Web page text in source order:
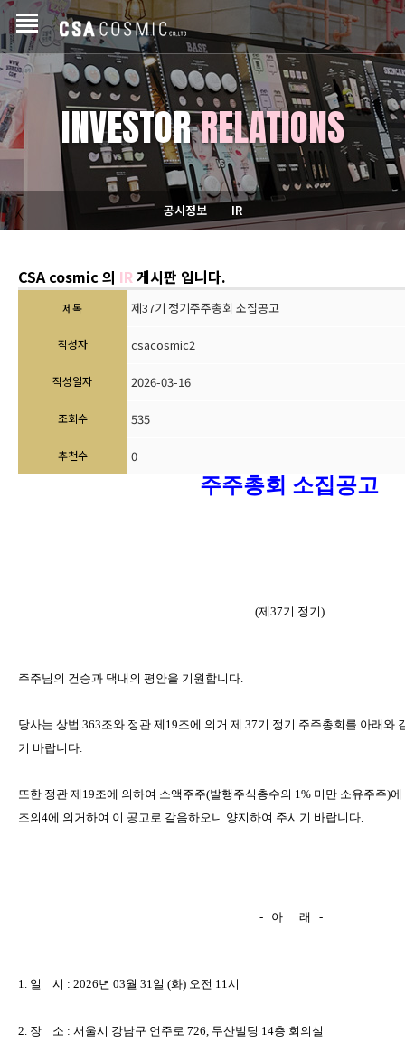
INVESTORRELATIONS
공시정보 IR
CSA cosmic 의 IR게시판 입니다.
제목 제37기 정기주주총회 소집공고
작성자 csacosmic2
작성일자 2026-03-16
조회수 535
추천수 0
주주총회 소집공고
(제37기 정기)
주주님의 건승과 댁내의 평안을 기원합니다.
당사는 상법 363조와 정관 제 19조에 의거 제 37기 정기 주주총회를 아래와
기 바랍니다.
또한 정관 제 19조에 의하여 소액주주(발행주식총수의 1% 미만 소유주주)에
조의4에 의거하여 이 공고로 갈음하오니 양지하여 주시기 바랍니다.
- 아 래 -
1. 일 시 : 2026년 03월 31일 (화) 오전 11시
2. 장 소 : 서울시 강남구 언주로 726, 두산빌딩 14층 회의실